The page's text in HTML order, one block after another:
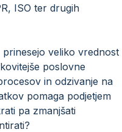
ISO ter drugih
veliko vrednost
poslovne
in odzivanje na
pomaga podjetjem
pa zmanjšati